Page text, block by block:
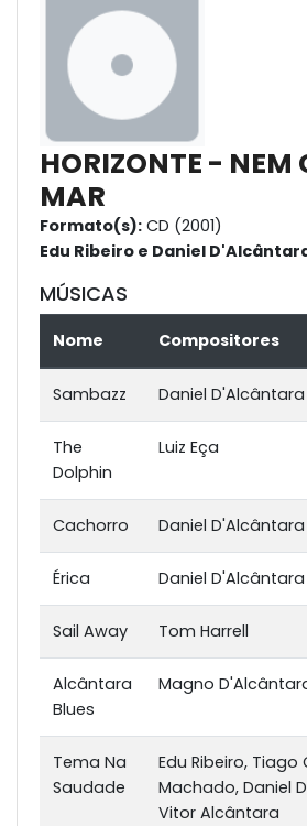
HORIZONTE - NEM
MAR
Formato(s): CD (2001)
Edu Ribeiro e Daniel
MÚSICAS
Nome Compositores
Sambazz Daniel D'Alcântara
The
Dolphin
Luiz Eça
Cachorro Daniel D'Alcântara
Érica Daniel D'Alcântara
Sail Away Tom Harrell
Alcântara
Blues
Magno
Tema Na
Saudade
Edu Ribeiro, Tiago
Machado, Daniel
Vitor Alcântara